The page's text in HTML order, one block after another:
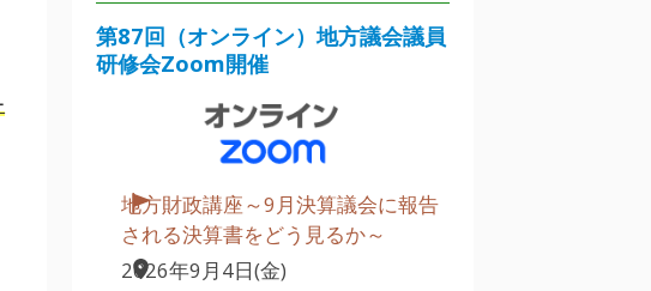
第87回（オンライン）地方議会議員
研修会Zoom開催
地方財政講座～9月決算議会に報告
される決算書をどう見るか～
2026年9月4日(金)